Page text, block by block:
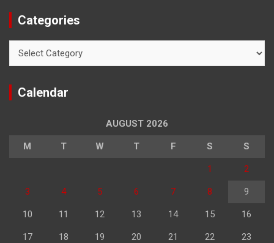
Categories
Calendar
AUGUST 2026
M T W T F S S
1 2
3 4 5 6 7 8 9
10 11 12 13 14 15 16
17 18 19 20 21 22 23